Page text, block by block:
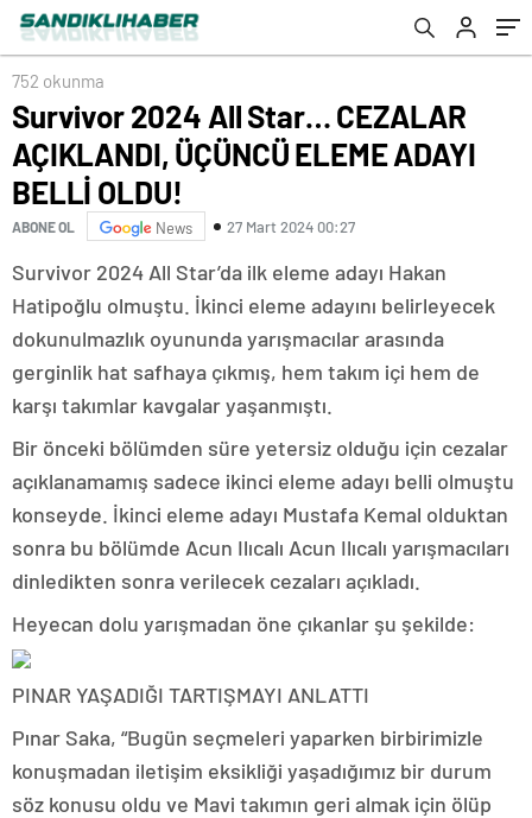
OLDU!
752 okunma
Survivor 2024 All Star… CEZALAR
AÇIKLANDI, ÜÇÜNCÜ ELEME ADAYI
BELLİ OLDU!
ABONE OL News 27 Mart 2024 00:27
Survivor 2024 All Star’da ilk eleme adayı Hakan
Hatipoğlu olmuştu. İkinci eleme adayını belirleyecek
dokunulmazlık oyununda yarışmacılar arasında
gerginlik hat safhaya çıkmış, hem takım içi hem de
karşı takımlar kavgalar yaşanmıştı.
Bir önceki bölümden süre yetersiz olduğu için cezalar
açıklanamamış sadece ikinci eleme adayı belli olmuştu
konseyde. İkinci eleme adayı Mustafa Kemal olduktan
sonra bu bölümde Acun Ilıcalı Acun Ilıcalı yarışmacıları
dinledikten sonra verilecek cezaları açıkladı.
Heyecan dolu yarışmadan öne çıkanlar şu şekilde:
PINAR YAŞADIĞI TARTIŞMAYI ANLATTI
Pınar Saka, “Bugün seçmeleri yaparken birbirimizle
konuşmadan iletişim eksikliği yaşadığımız bir durum
söz konusu oldu ve Mavi takımın geri almak için ölüp